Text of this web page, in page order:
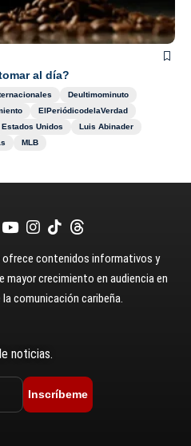
al día?
Deultimominuto
ElPeriódicodelaVerdad
Estados Unidos
Luis Abinader
MLB
contenidos informativos y
crecimiento en audiencia en
comunicación caribeña.
noticias.
Inscríbeme